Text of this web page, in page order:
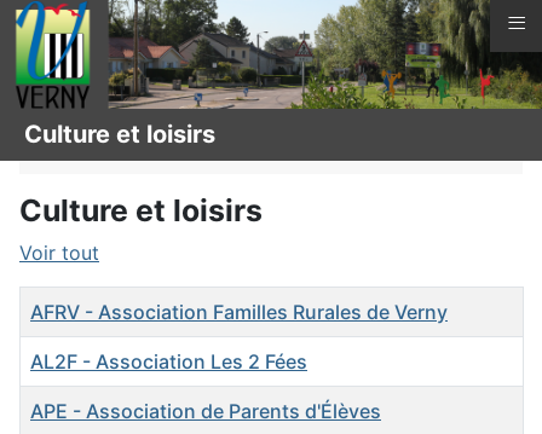
Vous êtes ici : Page d'accueil
Associations
Culture et loisirs
Voir tout
Titre
AFRV - Association Familles Rurales de Verny
AL2F - Association Les 2 Fées
APE - Association de Parents d'Élèves
Culture et loisirs
≡